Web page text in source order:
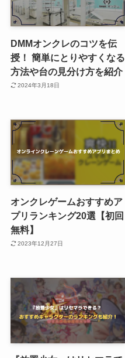
DMMオンクレのコツを伝
授！ 簡単にとりやすくなる
方法や台の見分け方を紹介
2024年3月18日
オンクレゲームおすすめア
プリランキング20選【初回
無料】
2023年12月27日